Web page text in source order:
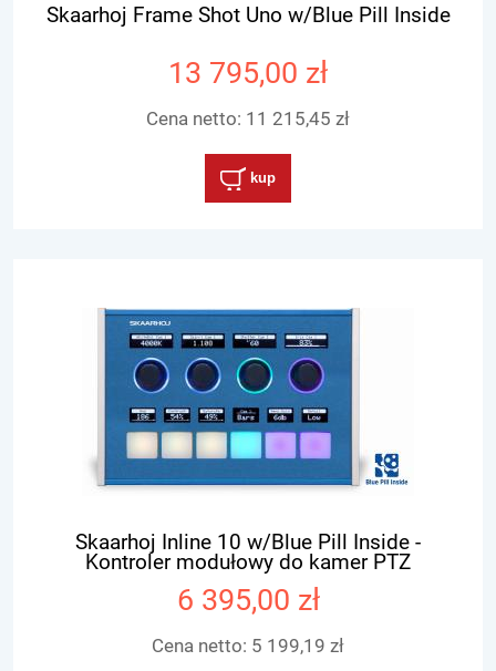
Skaarhoj Frame Shot Uno w/Blue Pill Inside
13 795,00 zł
Cena netto: 11 215,45 zł
kup
Skaarhoj Inline 10 w/Blue Pill Inside -
Kontroler modułowy do kamer PTZ
6 395,00 zł
Cena netto: 5 199,19 zł